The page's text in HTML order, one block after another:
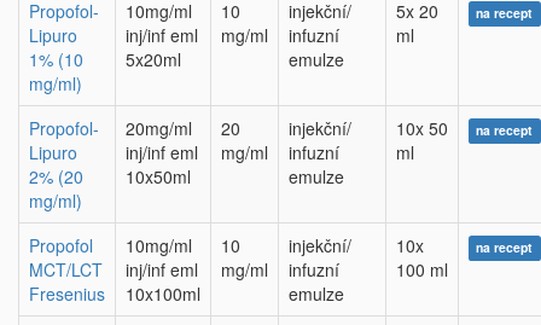
Propofol-
Lipuro
1% (10
mg/ml)
10mg/ml
inj/inf eml
5x20ml
10
mg/ml
injekční/
infuzní
emulze
5x 20
ml
na recept
Propofol-
Lipuro
2% (20
mg/ml)
20mg/ml
inj/inf eml
10x50ml
20
mg/ml
injekční/
infuzní
emulze
10x 50
ml
na recept
Propofol
MCT/LCT
Fresenius
10mg/ml
inj/inf eml
10x100ml
10
mg/ml
injekční/
infuzní
emulze
10x
100 ml
na recept